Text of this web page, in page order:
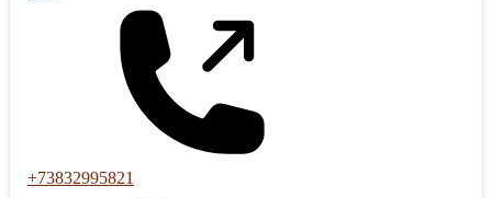
+73832995821